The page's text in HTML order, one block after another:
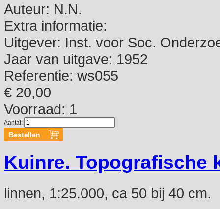
Auteur: N.N.
Extra informatie:
Uitgever: Inst. voor Soc.
Jaar van uitgave: 1952
Referentie: ws055
€ 20,00
Voorraad: 1
Aantal:
Kuinre. Topografische
linnen, 1:25.000, ca 50 bij 40 cm.